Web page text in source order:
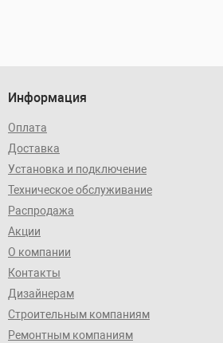
Информация
Оплата
Доставка
Установка и подключение
Техническое обслуживание
Распродажа
Акции
О компании
Контакты
Дизайнерам
Строительным компаниям
Ремонтным компаниям